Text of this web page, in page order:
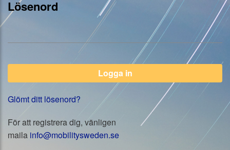
Lösenord
Glömt ditt lösenord?
För att registrera dig, vänligen
maila info@mobilitysweden.se